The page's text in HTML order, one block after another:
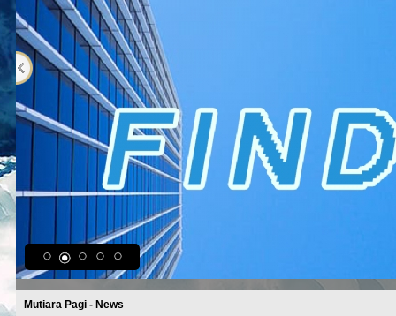
Mutiara Pagi - News